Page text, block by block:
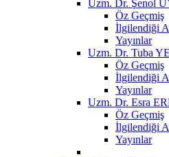
Uzm. Dr. Şenol
Öz Geçmiş
İlgilendiği
Yayınlar
Uzm. Dr. Tuba
Öz Geçmiş
İlgilendiği
Yayınlar
Uzm. Dr. Esra
Öz Geçmiş
İlgilendiği
Yayınlar